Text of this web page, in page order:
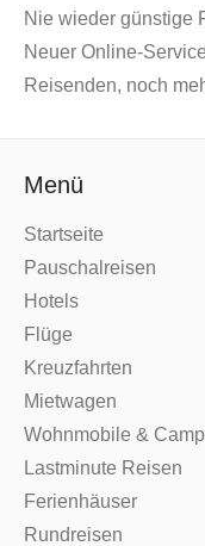
Nie wieder günstige
Neuer Online-
Reisenden, noch
Menü
Startseite
Pauschalreisen
Hotels
Flüge
Kreuzfahrten
Mietwagen
Wohnmobile &
Lastminute Reisen
Ferienhäuser
Rundreisen